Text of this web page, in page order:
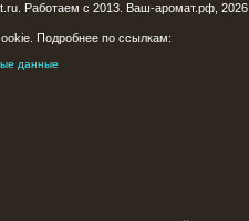
Работаем с 2013. Ваш-аромат.рф, 2026.
Подробнее по ссылкам:
данные